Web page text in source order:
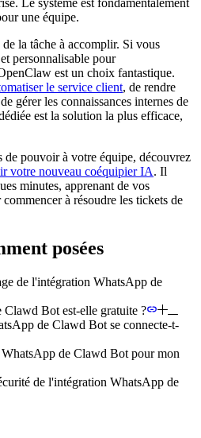
une équipe.
la tâche à accomplir. Si vous
personnalisable pour
est un choix fantastique.
le service client, de rendre
gérer les connaissances internes de
est la solution la plus efficace,
de pouvoir à votre équipe, découvrez
votre nouveau coéquipier IA. Il
minutes, apprenant de vos
à résoudre les tickets de
posées
de l'intégration WhatsApp de
Bot est-elle gratuite ?
de Clawd Bot se connecte-t-
de Clawd Bot pour mon
de l'intégration WhatsApp de